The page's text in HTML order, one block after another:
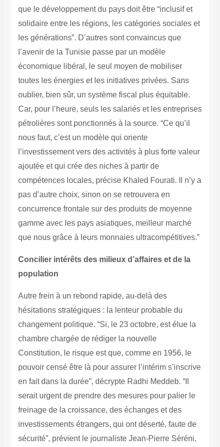
que le développement du pays doit être “inclusif et
solidaire entre les régions, les catégories sociales et
les générations”. D’autres sont convaincus que
l’avenir de la Tunisie passe par un modèle
économique libéral, le seul moyen de mobiliser
toutes les énergies et les initiatives privées. Sans
oublier, bien sûr, un système fiscal plus équitable.
Car, pour l’heure, seuls les salariés et les entreprises
pétrolières sont ponctionnés à la source. “Ce qu’il
nous faut, c’est un modèle qui oriente
l’investissement vers des activités à plus forte valeur
ajoutée et qui crée des niches à partir de
compétences locales, précise Khaled Fourati. Il n’y a
pas d’autre choix, sinon on se retrouvera en
concurrence frontale sur des produits de moyenne
gamme avec les pays asiatiques, meilleur marché
que nous grâce à leurs monnaies ultracompétitives.”
Concilier intérêts des milieux d’affaires et de la
population
Autre frein à un rebond rapide, au-delà des
hésitations stratégiques : la lenteur probable du
changement politique. “Si, le 23 octobre, est élue la
chambre chargée de rédiger la nouvelle
Constitution, le risque est que, comme en 1956, le
pouvoir censé être là pour assurer l’intérim s’inscrive
en fait dans la durée”, décrypte Radhi Meddeb. “Il
serait urgent de prendre des mesures pour palier le
freinage de la croissance, des échanges et des
investissements étrangers, qui ont déserté, faute de
sécurité”, prévient le journaliste Jean-Pierre Séréni,